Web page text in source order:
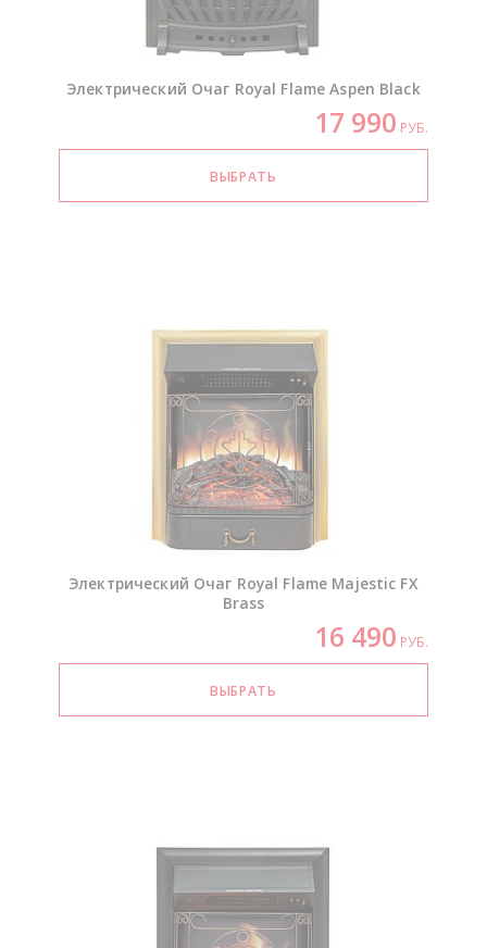
Электрический Очаг Royal Flame Aspen Black
17 990 РУБ.
Электрический Очаг Royal Flame Majestic FX
Brass
16 490 РУБ.